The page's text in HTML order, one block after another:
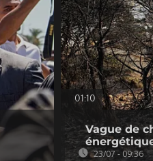
01:10
Vague de
23/07 - 09:36